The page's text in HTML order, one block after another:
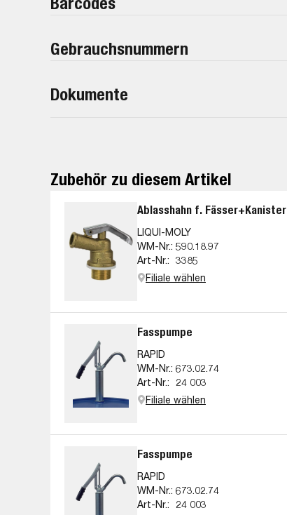
Gebrauchsnummern
Dokumente
Zubehör zu diesem Artikel
Ablasshahn f. Fässer+Kanister
LIQUI-MOLY
WM-Nr.: 590.18.97
Art-Nr.: 3385
Filiale wählen
Fasspumpe
RAPID
WM-Nr.: 673.02.74
Art-Nr.:
24 003
Filiale wählen
Fasspumpe
RAPID
WM-Nr.: 673.02.74
Art-Nr.:
24 003